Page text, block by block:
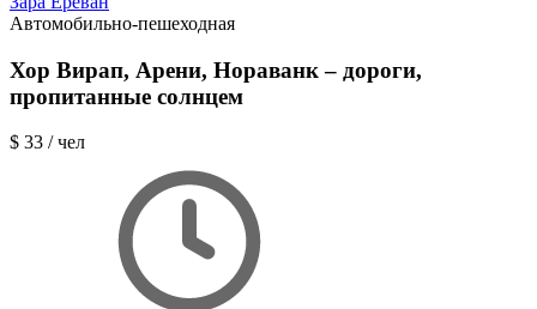
Автомобильно-пешеходная
Хор Вирап, Арени, Нораванк – дороги,
пропитанные солнцем
$ 33 / чел